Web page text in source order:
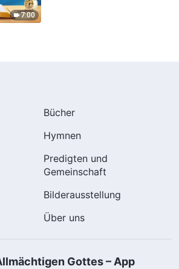
7:00
Bücher
Hymnen
Predigten und
Gemeinschaft
Bilderausstellung
Über uns
Gottes – App